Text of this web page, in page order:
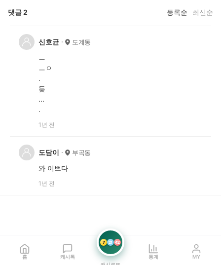
댓글2 등록순 최신순
신호균 도계동
ㅡ
ㅡㅇ
.
듲
...
.
1년 전
도담이 부곡동
와 이쁘다
1년 전
홈 캐시톡
7 21 42
통계 MY